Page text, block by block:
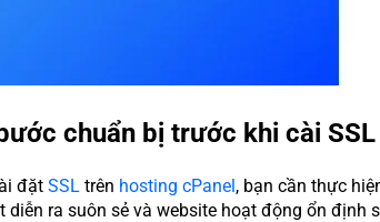
chuẩn bị trước khi cài SSL
đặt SSLtrên hosting cPanel, bạn cần thực
diễn ra suôn sẻ và website hoạt động ổn định